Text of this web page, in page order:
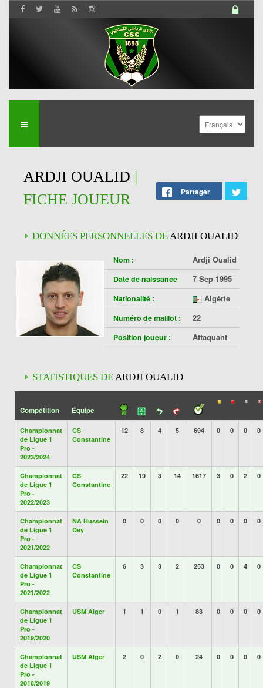
ARDJI OUALID |
FICHE JOUEUR
Partager
DONNÉES PERSONNELLES DEARDJI OUALID
Nom : Ardji Oualid
Date de naissance 7 Sep 1995
Nationalité : Algérie
Numéro de maillot : 22
Position joueur : Attaquant
STATISTIQUES DEARDJI OUALID
Compétition Équipe
Championnat
de Ligue 1
Pro -
2023/2024
CS
Constantine
12 8 4 5 694 0 0 0 0
Championnat
de Ligue 1
Pro -
2022/2023
CS
Constantine
22 19 3 14 1617 3 0 2 0
Championnat
de Ligue 1
Pro -
2021/2022
NA Hussein
Dey
0 0 0 0 0 0 0 0 0
Championnat
de Ligue 1
Pro -
2021/2022
CS
Constantine
6 3 3 2 253 0 0 4 0
Championnat
de Ligue 1
Pro -
2019/2020
USM Alger 1 1 0 1 83 0 0 0 0
Championnat
de Ligue 1
Pro -
2018/2019
USM Alger 2 0 2 0 24 0 0 0 0